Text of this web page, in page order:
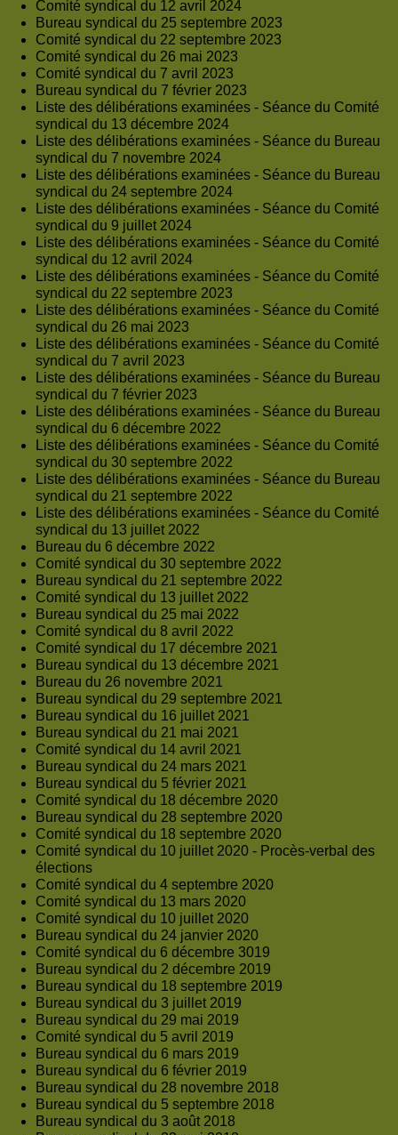
Comité syndical du 12 avril 2024
Bureau syndical du 25 septembre 2023
Comité syndical du 22 septembre 2023
Comité syndical du 26 mai 2023
Comité syndical du 7 avril 2023
Bureau syndical du 7 février 2023
Liste des délibérations examinées - Séance du Comité
syndical du 13 décembre 2024
Liste des délibérations examinées - Séance du Bureau
syndical du 7 novembre 2024
Liste des délibérations examinées - Séance du Bureau
syndical du 24 septembre 2024
Liste des délibérations examinées - Séance du Comité
syndical du 9 juillet 2024
Liste des délibérations examinées - Séance du Comité
syndical du 12 avril 2024
Liste des délibérations examinées - Séance du Comité
syndical du 22 septembre 2023
Liste des délibérations examinées - Séance du Comité
syndical du 26 mai 2023
Liste des délibérations examinées - Séance du Comité
syndical du 7 avril 2023
Liste des délibérations examinées - Séance du Bureau
syndical du 7 février 2023
Liste des délibérations examinées - Séance du Bureau
syndical du 6 décembre 2022
Liste des délibérations examinées - Séance du Comité
syndical du 30 septembre 2022
Liste des délibérations examinées - Séance du Bureau
syndical du 21 septembre 2022
Liste des délibérations examinées - Séance du Comité
syndical du 13 juillet 2022
Bureau du 6 décembre 2022
Comité syndical du 30 septembre 2022
Bureau syndical du 21 septembre 2022
Comité syndical du 13 juillet 2022
Bureau syndical du 25 mai 2022
Comité syndical du 8 avril 2022
Comité syndical du 17 décembre 2021
Bureau syndical du 13 décembre 2021
Bureau du 26 novembre 2021
Bureau syndical du 29 septembre 2021
Bureau syndical du 16 juillet 2021
Bureau syndical du 21 mai 2021
Comité syndical du 14 avril 2021
Bureau syndical du 24 mars 2021
Bureau syndical du 5 février 2021
Comité syndical du 18 décembre 2020
Bureau syndical du 28 septembre 2020
Comité syndical du 18 septembre 2020
Comité syndical du 10 juillet 2020 - Procès-verbal des
élections
Comité syndical du 4 septembre 2020
Comité syndical du 13 mars 2020
Comité syndical du 10 juillet 2020
Bureau syndical du 24 janvier 2020
Comité syndical du 6 décembre 3019
Bureau syndical du 2 décembre 2019
Bureau syndical du 18 septembre 2019
Bureau syndical du 3 juillet 2019
Bureau syndical du 29 mai 2019
Comité syndical du 5 avril 2019
Bureau syndical du 6 mars 2019
Bureau syndical du 6 février 2019
Bureau syndical du 28 novembre 2018
Bureau syndical du 5 septembre 2018
Bureau syndical du 3 août 2018